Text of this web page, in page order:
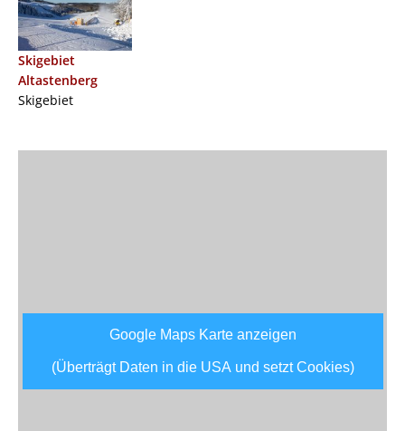
Skigebiet
Altastenberg
Skigebiet
Google Maps Karte anzeigen
(Überträgt Daten in die USA und setzt Cookies)